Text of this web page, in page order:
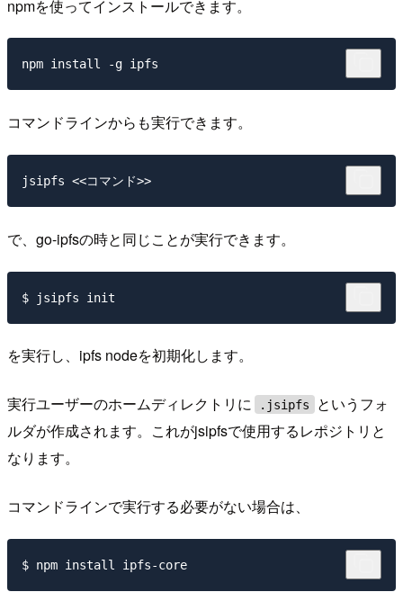
npmを使ってインストールできます。
コマンドラインからも実行できます。
で、go-ipfsの時と同じことが実行できます。
を実行し、ipfs nodeを初期化します。
実行ユーザーのホームディレクトリに .jsipfs
というフォ
ルダが作成されます。これがjsipfsで使用するレポジトリと
なります。
コマンドラインで実行する必要がない場合は、